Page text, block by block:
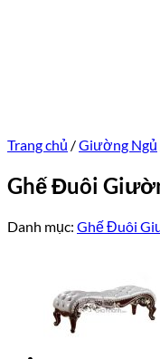
Trang chủ /Giường Ngủ
Ghế Đuôi
Danh mục: Ghế Đuôi